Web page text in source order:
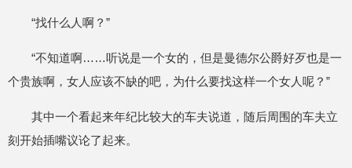
“找什么人啊？”
“不知道啊……听说是一个女的，但是曼德尔公爵好歹也是一
个贵族啊，女人应该不缺的吧，为什么要找这样一个女人呢？”
其中一个看起来年纪比较大的车夫说道，随后周围的车夫立
刻开始插嘴议论了起来。